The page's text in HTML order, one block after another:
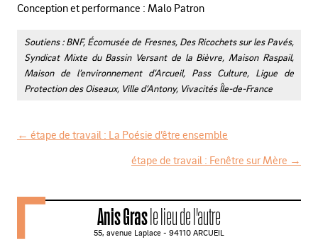
Conception et performance : Malo Patron
Soutiens : BNF, Écomusée de Fresnes, Des Ricochets sur les Pavés,
Syndicat Mixte du Bassin Versant de la Bièvre, Maison Raspail,
Maison de l’environnement d’Arcueil, Pass Culture, Ligue de
Protection des Oiseaux, Ville d’Antony, Vivacités Île-de-France
v
g
← étape de travail : La Poésie d’être ensemble
étape de travail : Fenêtre sur Mère →
Anis Gras le lieu de l'autre
55, avenue Laplace - 94110 ARCUEIL